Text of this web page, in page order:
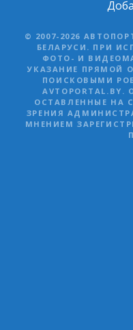
© 2007-2026
БЕЛАРУСИ. ПРИ
ФОТО- И
УКАЗАНИЕ ПРЯМОЙ
ПОИСКОВЫМИ
ОСТАВЛЕННЫЕ НА
ЗРЕНИЯ
МНЕНИЕМ